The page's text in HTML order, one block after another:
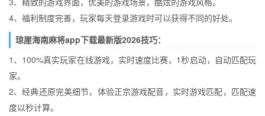
4、福利制度完善，玩家每天登录游戏时可以获得不同的好处。
琼崖海南麻将app下载最新版2026技巧：
1、100%真实玩家在线游戏，实时速度比赛，1秒启动，自动匹配玩
家。
2、经典还原完美细节，体验正宗游戏配音，实时游戏匹配，匹配速
度以秒计算。